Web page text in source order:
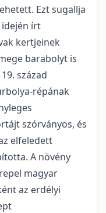
Ezt sugallja
idején írt
kertjeinek
barabolyt is
század
répának
szórványos, és
elfeledett
A növény
magyar
az erdélyi